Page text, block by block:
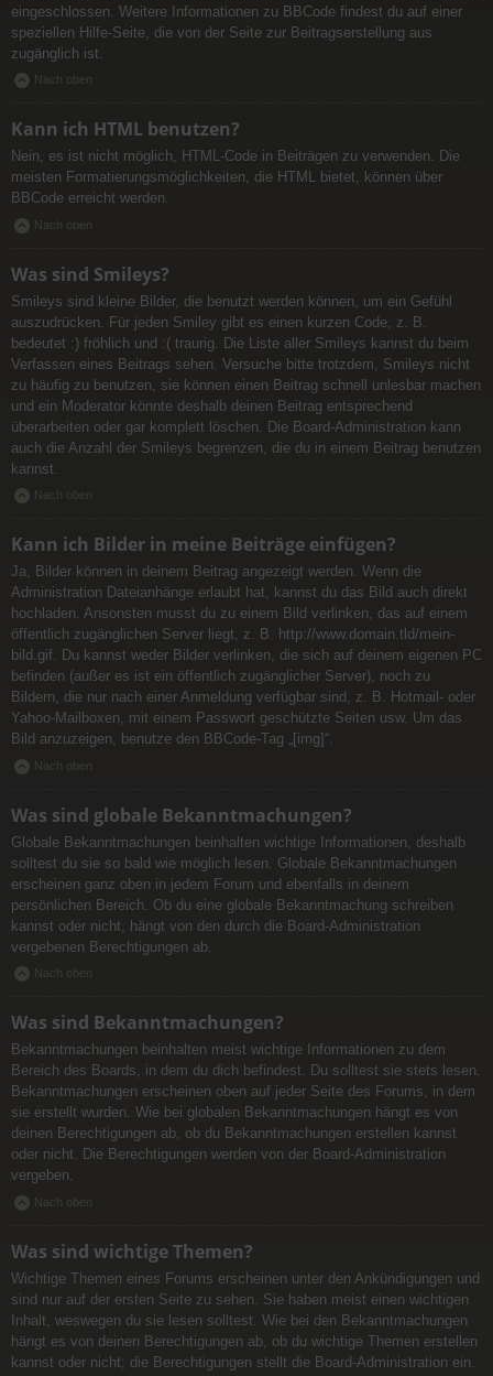
eingeschlossen. Weitere Informationen zu BBCode findest du auf einer
speziellen Hilfe-Seite, die von der Seite zur Beitragserstellung aus
zugänglich ist.
Nach oben
Kann ich HTML benutzen?
Nein, es ist nicht möglich, HTML-Code in Beiträgen zu verwenden. Die
meisten Formatierungsmöglichkeiten, die HTML bietet, können über
BBCode erreicht werden.
Nach oben
Was sind Smileys?
Smileys sind kleine Bilder, die benutzt werden können, um ein Gefühl
auszudrücken. Für jeden Smiley gibt es einen kurzen Code, z. B.
bedeutet :) fröhlich und :( traurig. Die Liste aller Smileys kannst du beim
Verfassen eines Beitrags sehen. Versuche bitte trotzdem, Smileys nicht
zu häufig zu benutzen, sie können einen Beitrag schnell unlesbar machen
und ein Moderator könnte deshalb deinen Beitrag entsprechend
überarbeiten oder gar komplett löschen. Die Board-Administration kann
auch die Anzahl der Smileys begrenzen, die du in einem Beitrag benutzen
kannst.
Nach oben
Kann ich Bilder in meine Beiträge einfügen?
Ja, Bilder können in deinem Beitrag angezeigt werden. Wenn die
Administration Dateianhänge erlaubt hat, kannst du das Bild auch direkt
hochladen. Ansonsten musst du zu einem Bild verlinken, das auf einem
öffentlich zugänglichen Server liegt, z. B. http://www.domain.tld/mein-
bild.gif. Du kannst weder Bilder verlinken, die sich auf deinem eigenen PC
befinden (außer es ist ein öffentlich zugänglicher Server), noch zu
Bildern, die nur nach einer Anmeldung verfügbar sind, z. B. Hotmail- oder
Yahoo-Mailboxen, mit einem Passwort geschützte Seiten usw. Um das
Bild anzuzeigen, benutze den BBCode-Tag „[img]“.
Nach oben
Was sind globale Bekanntmachungen?
Globale Bekanntmachungen beinhalten wichtige Informationen, deshalb
solltest du sie so bald wie möglich lesen. Globale Bekanntmachungen
erscheinen ganz oben in jedem Forum und ebenfalls in deinem
persönlichen Bereich. Ob du eine globale Bekanntmachung schreiben
kannst oder nicht, hängt von den durch die Board-Administration
vergebenen Berechtigungen ab.
Nach oben
Was sind Bekanntmachungen?
Bekanntmachungen beinhalten meist wichtige Informationen zu dem
Bereich des Boards, in dem du dich befindest. Du solltest sie stets lesen.
Bekanntmachungen erscheinen oben auf jeder Seite des Forums, in dem
sie erstellt wurden. Wie bei globalen Bekanntmachungen hängt es von
deinen Berechtigungen ab, ob du Bekanntmachungen erstellen kannst
oder nicht. Die Berechtigungen werden von der Board-Administration
vergeben.
Nach oben
Was sind wichtige Themen?
Wichtige Themen eines Forums erscheinen unter den Ankündigungen und
sind nur auf der ersten Seite zu sehen. Sie haben meist einen wichtigen
Inhalt, weswegen du sie lesen solltest. Wie bei den Bekanntmachungen
hängt es von deinen Berechtigungen ab, ob du wichtige Themen erstellen
kannst oder nicht; die Berechtigungen stellt die Board-Administration ein.